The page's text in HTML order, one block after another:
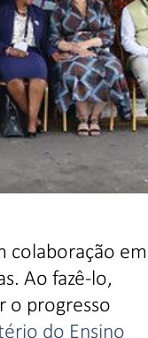
colaboração em
Ao fazê-lo,
o progresso
do Ensino